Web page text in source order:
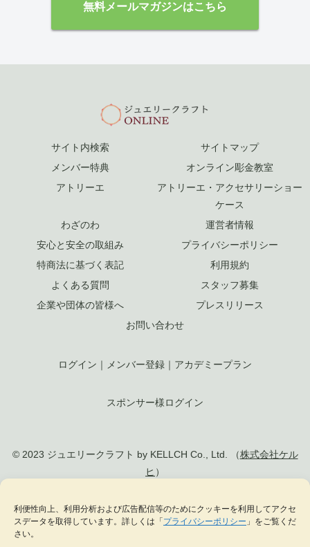
利便性向上、利用分析および広告配信等のためにクッキーを利用してアクセ
スデータを取得しています。詳しくは「 プライバシーポリシー 」をご覧くだ
さい。
無料メールマガジンはこちら
サイト内検索
サイトマップ
メンバー特典
オンライン彫金教室
アトリーエ
アトリーエ・アクセサリーショー
ケース
わざのわ
運営者情報
安心と安全の取組み
プライバシーポリシー
特商法に基づく表記
利用規約
よくある質問
スタッフ募集
企業や団体の皆様へ
プレスリリース
お問い合わせ
ログイン ｜ メンバー登録 ｜ アカデミープラン
スポンサー様ログイン
© 2023 ジュエリークラフト by KELLCH Co., Ltd. （株式会社ケル
ヒ ）
私達は、地方創生SDGs官民連携プラットフォームに加盟しています
私達は、（一社）日本ジュエリー協会 の正会員として日本のジュエリー文化の発